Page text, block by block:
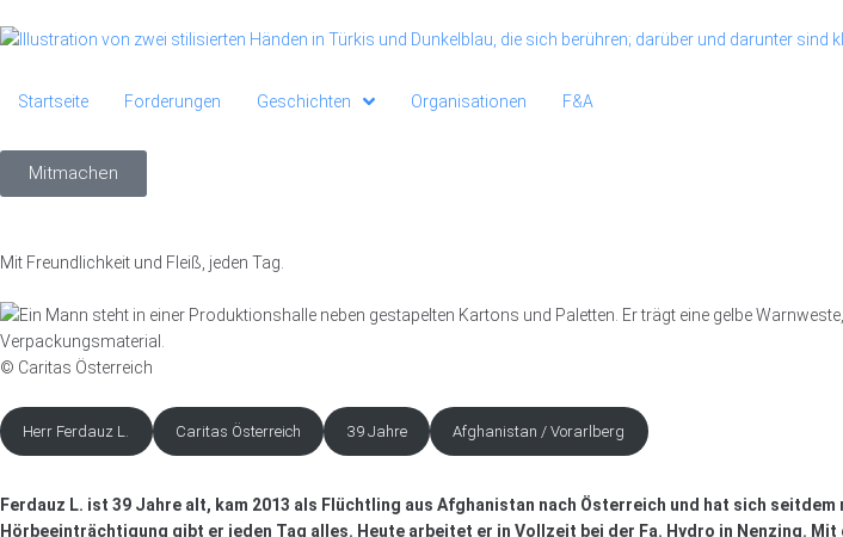
Startseite Forderungen Geschichten Organisationen F&A
Mitmachen
Mit Freundlichkeit und Fleiß, jeden Tag.
© Caritas Österreich
Herr Ferdauz L. Caritas Österreich 39 Jahre Afghanistan / Vorarlberg
Ferdauz L. ist 39 Jahre alt, kam 2013 als Flüchtling aus Afghanistan nach Österreich und hat sich
Hörbeeinträchtigung gibt er jeden Tag alles. Heute arbeitet er in Vollzeit bei der Fa. Hydro in Nenzing.